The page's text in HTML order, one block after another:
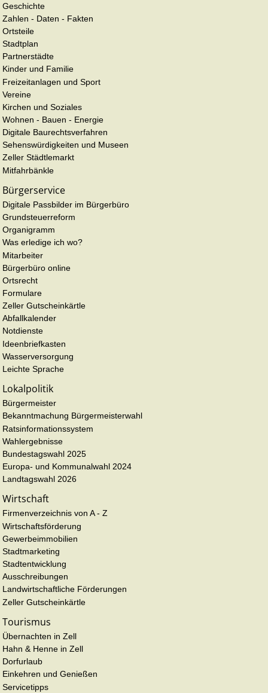
Geschichte
Zahlen - Daten - Fakten
Ortsteile
Stadtplan
Partnerstädte
Kinder und Familie
Freizeitanlagen und Sport
Vereine
Kirchen und Soziales
Wohnen - Bauen - Energie
Digitale Baurechtsverfahren
Sehenswürdigkeiten und Museen
Zeller Städtlemarkt
Mitfahrbänkle
Bürgerservice
Digitale Passbilder im Bürgerbüro
Grundsteuerreform
Organigramm
Was erledige ich wo?
Mitarbeiter
Bürgerbüro online
Ortsrecht
Formulare
Zeller Gutscheinkärtle
Abfallkalender
Notdienste
Ideenbriefkasten
Wasserversorgung
Leichte Sprache
Lokalpolitik
Bürgermeister
Bekanntmachung Bürgermeisterwahl
Ratsinformationssystem
Wahlergebnisse
Bundestagswahl 2025
Europa- und Kommunalwahl 2024
Landtagswahl 2026
Wirtschaft
Firmenverzeichnis von A - Z
Wirtschaftsförderung
Gewerbeimmobilien
Stadtmarketing
Stadtentwicklung
Ausschreibungen
Landwirtschaftliche Förderungen
Zeller Gutscheinkärtle
Tourismus
Übernachten in Zell
Hahn & Henne in Zell
Dorfurlaub
Einkehren und Genießen
Servicetipps